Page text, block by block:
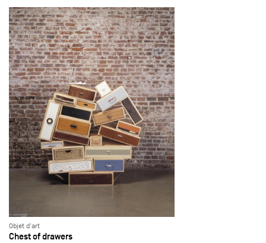
Objet d'art
Chest of drawers